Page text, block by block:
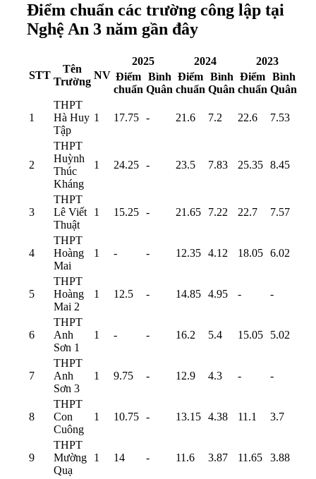
Điểm chuẩn các trường công lập tại
Nghệ An 3 năm gần đây
STT
Tên
Trường
NV
2025 2024
2023
Điểm
chuẩn
Bình
Quân
Điểm
chuẩn
Bình
Quân
Điểm
chuẩn
Bình
Quân
1
THPT
Hà Huy
Tập
1 17.75 - 21.6 7.2 22.6 7.53
2
THPT
Huỳnh
Thúc
Kháng
1 24.25 - 23.5 7.83 25.35 8.45
3
THPT
Lê Viết
Thuật
1 15.25 - 21.65 7.22 22.7 7.57
4
THPT
Hoàng
Mai
1 - - 12.35 4.12 18.05 6.02
5
THPT
Hoàng
Mai 2
1 12.5 - 14.85 4.95 - -
6
THPT
Anh
Sơn 1
1 - - 16.2 5.4 15.05 5.02
7
THPT
Anh
Sơn 3
1 9.75 - 12.9 4.3 - -
8
THPT
Con
Cuông
1 10.75 - 13.15 4.38 11.1 3.7
9
THPT
Mường
Quạ
1 14 - 11.6 3.87 11.65 3.88